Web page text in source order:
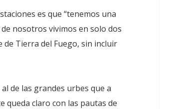
es que “tenemos una
nosotros vivimos en solo dos
de Tierra del Fuego, sin incluir
de las grandes urbes que a
queda claro con las pautas de